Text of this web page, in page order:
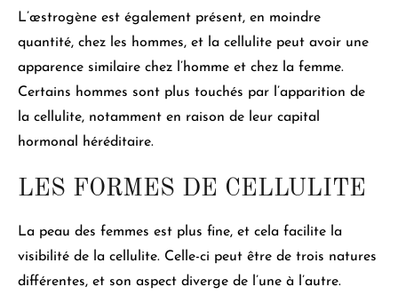
L’œstrogène est également présent, en moindre
quantité, chez les hommes, et la cellulite peut avoir une
apparence similaire chez l’homme et chez la femme.
Certains hommes sont plus touchés par l’apparition de
la cellulite, notamment en raison de leur capital
hormonal héréditaire.
LES FORMES DE CELLULITE
La peau des femmes est plus fine, et cela facilite la
visibilité de la cellulite. Celle-ci peut être de trois natures
différentes, et son aspect diverge de l’une à l’autre.